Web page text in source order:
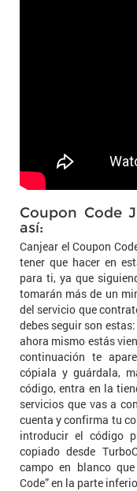
Coupon Code
así:
Canjear el Coupon
tener que hacer en
para ti, ya que
tomarán más de un
del servicio que
debes seguir son
ahora mismo estás
continuación te
cópiala y guárdala,
código, entra en la
servicios que vas a
cuenta y confirma tu
introducir el código
copiado desde
campo en blanco
Code” en la parte